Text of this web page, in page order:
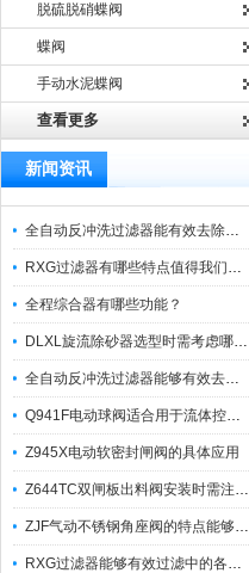
脱硫脱硝蝶阀
蝶阀
手动水泥蝶阀
查看更多
新闻资讯
全自动反冲洗过滤器能有效去除过滤介质上的杂质
RXG过滤器有哪些特点值得我们选择？
全程综合器有哪些功能？
DLXL旋流除砂器选型时需考虑哪些因素？
全自动反冲洗过滤器能够有效去除不同粒径的固体杂
Q941F电动球阀适合用于流体控制需要迅速反应的场合
Z945X电动软密封闸阀的具体应用
Z644TC双闸板出料阀安装时需注意哪些事项？
ZJF气动不锈钢角座阀的特点能够稳定地控制介质流量
RXG过滤器能够有效过滤中的各种杂质